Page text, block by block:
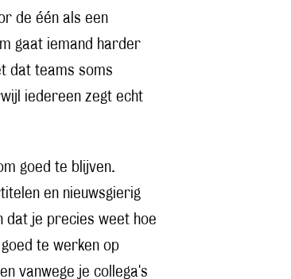
de één als een
gaat iemand harder
dat teams soms
iedereen zegt echt
goed te blijven.
en nieuwsgierig
dat je precies weet hoe
te werken op
vanwege je collega's